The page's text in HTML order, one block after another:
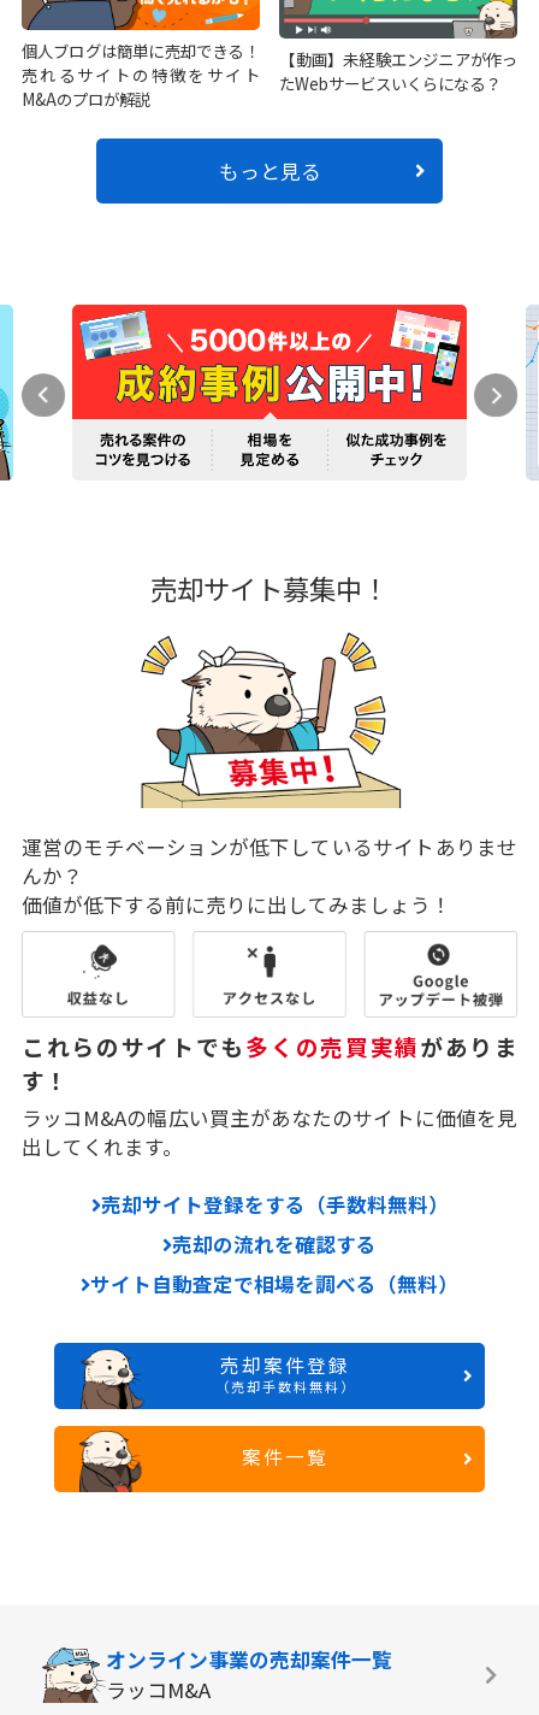
個人ブログは簡単に売却できる！
売れるサイトの特徴をサイト
M&Aのプロが解説
【動画】未経験エンジニアが作っ
たWebサービスいくらになる？
もっと見る
売却サイト募集中！
運営のモチベーションが低下しているサイトありませ
んか？
価値が低下する前に売りに出してみましょう！
これらのサイトでも多くの売買実績がありま
す！
ラッコM&Aの幅広い買主があなたのサイトに価値を見
出してくれます。
売却サイト登録をする（手数料無料）
売却の流れを確認する
サイト自動査定で相場を調べる（無料）
売却案件登録
（売却手数料無料）
案件一覧
オンライン事業の売却案件一覧
ラッコM&A